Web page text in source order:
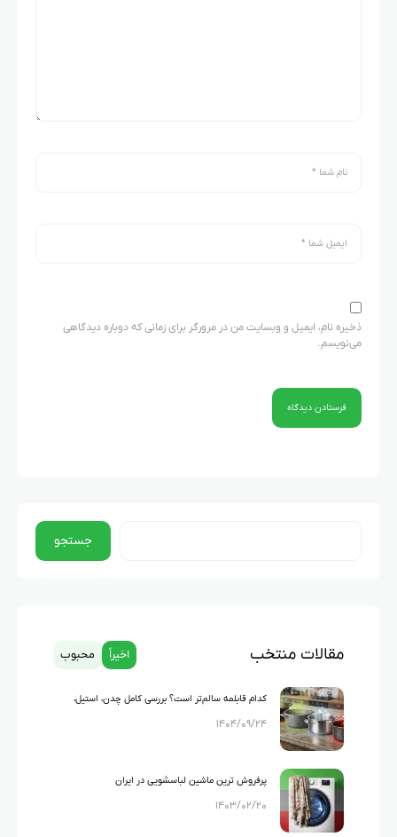
ذخیره نام، ایمیل و وبسایت من در مرورگر برای زمانی که دوباره دیدگاهی
می‌نویسم.
جستجو
مقالات منتخب اخیراً محبوب
کدام قابلمه سالم‌تر است؟ بررسی کامل چدن، استیل،
گرانیت و تفلون
۱۴۰۴/۰۹/۲۴
پرفروش ترین ماشین لباسشویی در ایران
۱۴۰۳/۰۲/۲۰